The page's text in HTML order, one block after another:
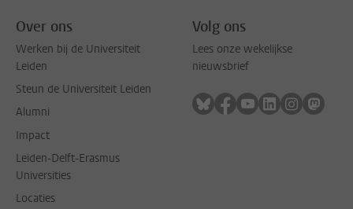
Over ons
Werken bij de Universiteit
Leiden
Steun de Universiteit Leiden
Alumni
Impact
Leiden-Delft-Erasmus
Universities
Locaties
Volg ons
Lees onze wekelijkse
nieuwsbrief
Volg ons op bluesky
Volg ons op facebook
Volg ons op
Volg ons op
Volg ons
Volg